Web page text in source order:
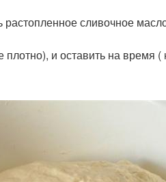
сливочное
и оставить на время